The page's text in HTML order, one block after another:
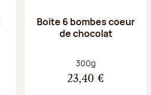
Boite 6 bombes coeur
de chocolat
Poids net :
300g
23,40 €